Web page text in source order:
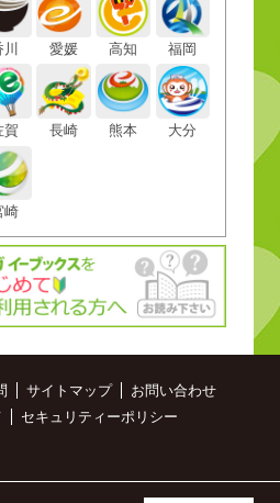
愛媛 高知 福岡
賀 長崎 熊本 大分
崎
サイトマップ
お問い合わせ
セキュリティーポリシー